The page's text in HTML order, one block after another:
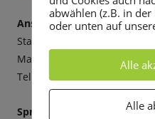
Seitenleiste
Anschrift:
Stadtverwaltung Rabenau
Markt 3, 01734 Rabenau
Tel. 0351 6498-20, Fax -211,
Sprechzeiten:
abwählen (z.B. in
oder unten auf
Alle
Alle